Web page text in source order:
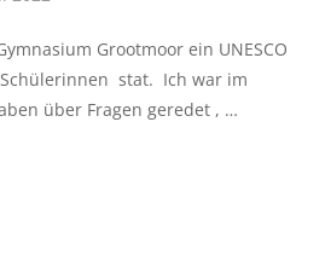
Grootmoor ein UNESCO
stat. Ich war im
über Fragen geredet , …